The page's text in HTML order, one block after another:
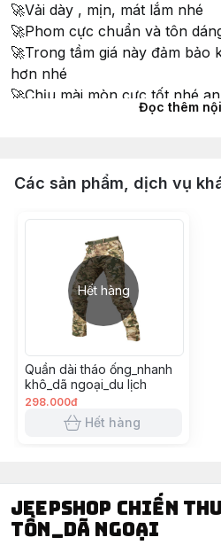
🚀Vải dày , mịn, mát lắm nhé
🚀Phom cực chuẩn và tôn
🚀Trong tầm giá này đảm bảo
hơn nhé
🚀Chịu mài mòn cực tốt nhé
#quandai #jogger #quanlinh
Đọc thêm
Các sản phẩm, dịch vụ
Hết hàng
Quần dài tháo ống_nhanh
khô_dã ngoại_du lịch
298.000đ
Hết hàng
Jeepshop chiến
tồn_dã ngoại